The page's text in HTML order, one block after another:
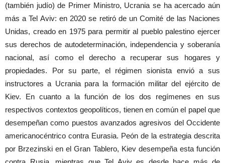
(también judío) de Primer Ministro, Ucrania se ha acercado aún
más a Tel Aviv: en 2020 se retiró de un Comité de las Naciones
Unidas, creado en 1975 para permitir al pueblo palestino ejercer
sus derechos de autodeterminación, independencia y soberanía
nacional, así como el derecho a recuperar sus hogares y
propiedades. Por su parte, el régimen sionista envió a sus
instructores a Ucrania para la formación militar del ejército de
Kiev. En cuanto a la función de los dos regímenes en sus
respectivos contextos geopolíticos, tienen en común el papel que
desempeñan como puestos avanzados agresivos del Occidente
americanocéntrico contra Eurasia. Peón de la estrategia descrita
por Brzezinski en el Gran Tablero, Kiev desempeña esta función